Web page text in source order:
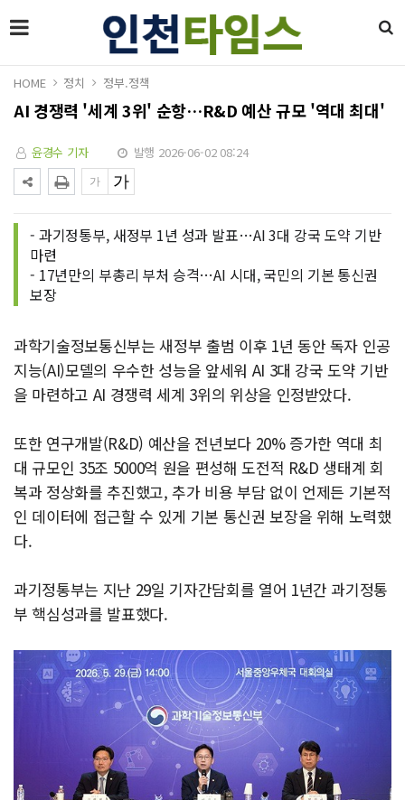
HOME 정치 정부.정책
AI 경쟁력 '세계 3위' 순항…R&D 예산 규모 '역대 최대'
윤경수 기자 발행 2026-06-02 08:24
- 과기정통부, 새정부 1년 성과 발표…AI 3대 강국 도약 기반
마련
- 17년만의 부총리 부처 승격…AI 시대, 국민의 기본 통신권
보장
과학기술정보통신부는 새정부 출범 이후 1년 동안 독자 인공
지능(AI)모델의 우수한 성능을 앞세워 AI 3대 강국 도약 기반
을 마련하고 AI 경쟁력 세계 3위의 위상을 인정받았다.
또한 연구개발(R&D) 예산을 전년보다 20% 증가한 역대 최
대 규모인 35조 5000억 원을 편성해 도전적 R&D 생태계 회
복과 정상화를 추진했고, 추가 비용 부담 없이 언제든 기본적
인 데이터에 접근할 수 있게 기본 통신권 보장을 위해 노력했
다.
과기정통부는 지난 29일 기자간담회를 열어 1년간 과기정통
부 핵심성과를 발표했다.